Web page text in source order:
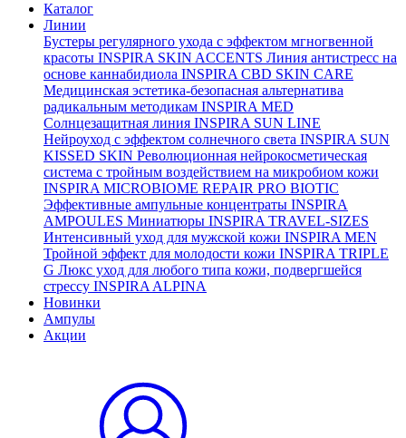
Каталог
Линии
Бустеры регулярного ухода с эффектом мгногвенной
красоты INSPIRA SKIN ACCENTS Линия антистресс на
основе каннабидиола INSPIRA CBD SKIN CARE
Медицинская эстетика-безопасная альтернатива
радикальным методикам INSPIRA MED
Солнцезащитная линия INSPIRA SUN LINE
Нейроуход с эффектом солнечного света INSPIRA SUN
KISSED SKIN Революционная нейрокосметическая
система с тройным воздействием на микробиом кожи
INSPIRA MICROBIOME REPAIR PRO BIOTIC
Эффективные ампульные концентраты INSPIRA
AMPOULES Миниатюры INSPIRA TRAVEL-SIZES
Интенсивный уход для мужской кожи INSPIRA MEN
Тройной эффект для молодости кожи INSPIRA TRIPLE
G Люкс уход для любого типа кожи, подвергшейся
стрессу INSPIRA ALPINA
Новинки
Ампулы
Акции